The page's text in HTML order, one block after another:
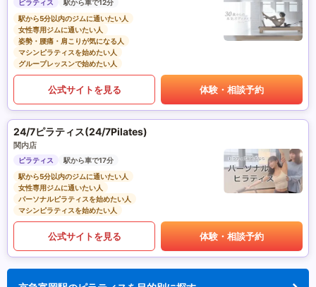
ピラティス
駅から車で12分
駅から5分以内のジムに通いたい人
女性専用ジムに通いたい人
姿勢・腰痛・肩こりが気になる人
マシンピラティスを始めたい人
グループレッスンで始めたい人
公式サイトを見る 体験・相談予約
24/7ピラティス(24/7Pilates)
関内店
ピラティス
駅から車で17分
駅から5分以内のジムに通いたい人
女性専用ジムに通いたい人
パーソナルピラティスを始めたい人
マシンピラティスを始めたい人
公式サイトを見る 体験・相談予約